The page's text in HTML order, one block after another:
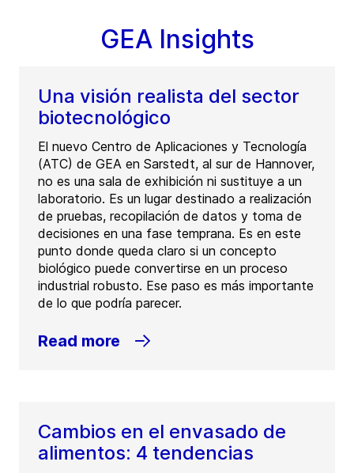
GEA Insights
Una visión realista del sector
biotecnológico
El nuevo Centro de Aplicaciones y Tecnología
(ATC) de GEA en Sarstedt, al sur de Hannover,
no es una sala de exhibición ni sustituye a un
laboratorio. Es un lugar destinado a realización
de pruebas, recopilación de datos y toma de
decisiones en una fase temprana. Es en este
punto donde queda claro si un concepto
biológico puede convertirse en un proceso
industrial robusto. Ese paso es más importante
de lo que podría parecer.
Read more
Cambios en el envasado de
alimentos: 4 tendencias